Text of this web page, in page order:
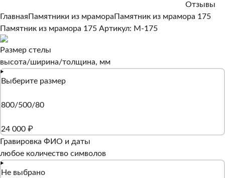
Отзывы
Главная Памятники из мрамора Памятник из мрамора 175
Памятник из мрамора 175 Артикул: M-175
Размер стелы
высота/ширина/толщина, мм
Выберите размер
800/500/80
24 000 ₽
Гравировка ФИО и даты
любое количество символов
Не выбрано